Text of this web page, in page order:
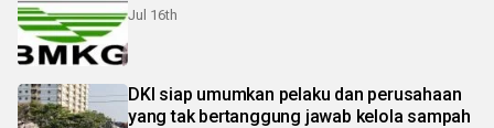
Jul 16th
DKI siap umumkan pelaku dan perusahaan
yang tak bertanggung jawab kelola sampah